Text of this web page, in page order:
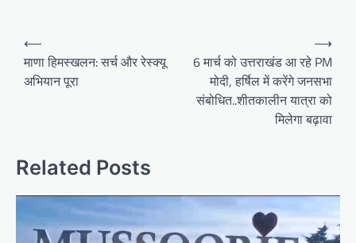
o
a
⟵
माणा हिमस्खलन: सर्च और रेस्क्यू
अभियान पूरा
6 मार्च को उत्तराखंड आ रहे PM
मोदी, हर्षिल में करेंगे जनसभा
संबोधित..शीतकालीन यात्रा को
मिलेगा बढ़ावा
⟶
Related Posts